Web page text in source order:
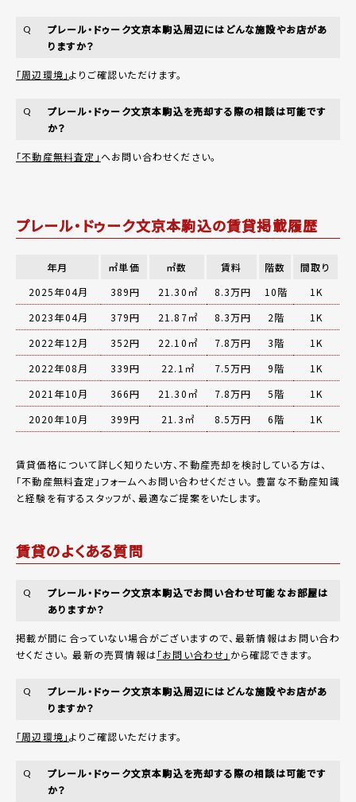
Q
プレール・ドゥーク文京本駒込周辺にはどんな施設やお店があ
りますか？
「周辺環境」よりご確認いただけます。
Q
プレール・ドゥーク文京本駒込を売却する際の相談は可能です
か？
「不動産無料査定」へお問い合わせください。
プレール・ドゥーク文京本駒込の賃貸掲載履歴
年月 ㎡単価 ㎡数 賃料 階数
間取り
2025年04月
389円 21.30㎡ 8.3万円 10階
1K
2023年04月
379円 21.87㎡ 8.3万円 2階
1K
2022年12月
352円 22.10㎡ 7.8万円 3階
1K
2022年08月
339円 22.1㎡ 7.5万円 9階
1K
2021年10月
366円 21.30㎡ 7.8万円 5階
1K
2020年10月
399円 21.3㎡ 8.5万円 6階 1K
賃貸価格について詳しく知りたい方、不動産売却を検討している方は、
「不動産無料査定 」フォームへお問い合わせください。 豊富な不動産知識
と経験を有するスタッフが、最適なご提案をいたします。
賃貸のよくある質問
Q
プレール・ドゥーク文京本駒込でお問い合わせ可能なお部屋は
ありますか？
掲載が間に合っていない場合がございますので、最新情報はお問い合わ
せください。 最新の売買情報は「お問い合わせ」 から確認できます。
Q
プレール・ドゥーク文京本駒込周辺にはどんな施設やお店があ
りますか？
「周辺環境」よりご確認いただけます。
Q
プレール・ドゥーク文京本駒込を売却する際の相談は可能です
か？